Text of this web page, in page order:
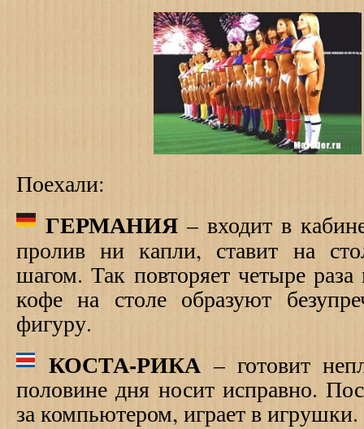
Поехали:
ГЕРМАНИЯ – входит в
пролив ни капли, ставит на
шагом. Так повторяет четыре
кофе на столе образуют
фигуру.
КОСТА-РИКА – готовит
половине дня носит исправно.
за компьютером, играет в игрушки.